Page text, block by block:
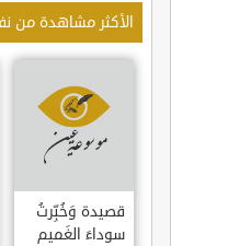
الأكثر مشاهدة من
قصيدة وَخُبِّرتُ
سوداءَ الغَميم